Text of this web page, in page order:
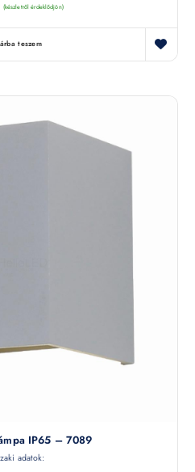
(készletről érdeklődjön)
teszem
IP65 – 7089
adatok: